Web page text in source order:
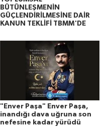
BÜTÜNLEŞMENİN
GÜÇLENDİRİLMESİNE DAİR
KANUN TEKLİFİ TBMM'DE
"Enver Paşa" Enver Paşa,
inandığı dava uğruna son
nefesine kadar yürüdü